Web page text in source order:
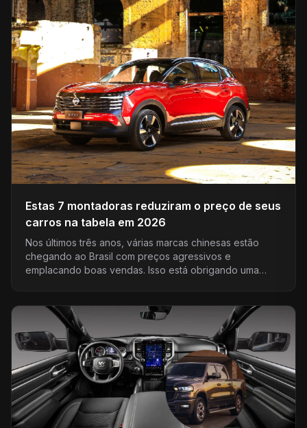
Estas 7 montadoras reduziram o preço de seus
carros na tabela em 2026
Nos últimos três anos, várias marcas chinesas estão
chegando ao Brasil com preços agressivos e
emplacando boas vendas. Isso está obrigando uma